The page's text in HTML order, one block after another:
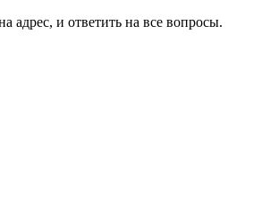
адрес, и ответить на все вопросы.